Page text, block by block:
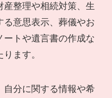
整理や相続対策、生
意思表示、葬儀やお
トや遺言書の作成な
ます。
自分に関する情報や希